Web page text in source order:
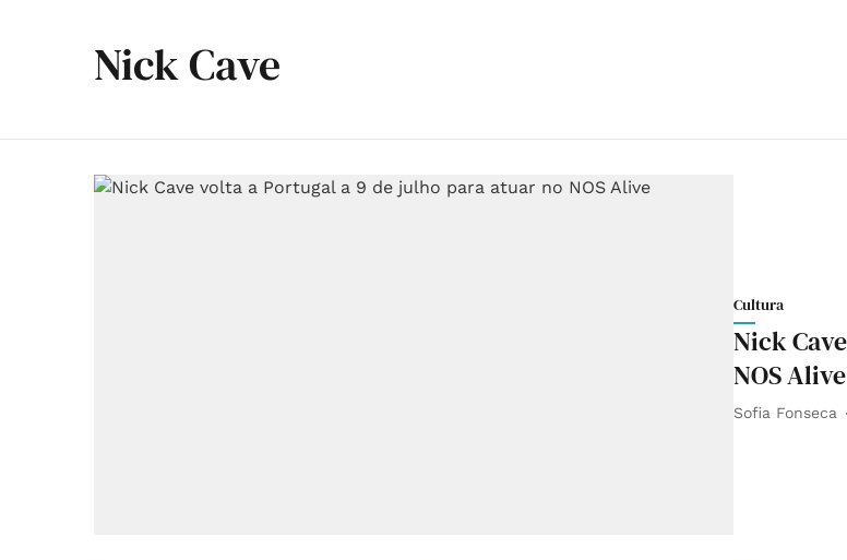
Nick Cave
Cultura
Nick
NOS Alive
Sofia Fonseca